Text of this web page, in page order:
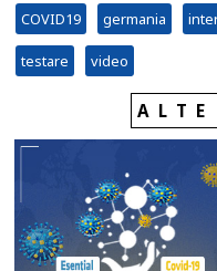
COVID19 germania
testare video
ALTE